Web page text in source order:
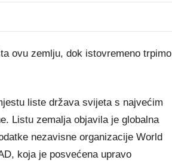
ovu zemlju, dok istovremeno trpimo
liste država svijeta s najvećim
Listu zemalja objavila je globalna
nezavisne organizacije World
koja je posvećena upravo